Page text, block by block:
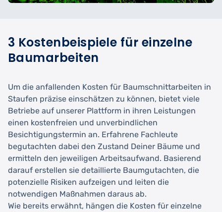
3 Kostenbeispiele für einzelne
Baumarbeiten
Um die anfallenden Kosten für Baumschnittarbeiten in
Staufen präzise einschätzen zu können, bietet viele
Betriebe auf unserer Plattform in ihren Leistungen
einen kostenfreien und unverbindlichen
Besichtigungstermin an. Erfahrene Fachleute
begutachten dabei den Zustand Deiner Bäume und
ermitteln den jeweiligen Arbeitsaufwand. Basierend
darauf erstellen sie detaillierte Baumgutachten, die
potenzielle Risiken aufzeigen und leiten die
notwendigen Maßnahmen daraus ab.
Wie bereits erwähnt, hängen die Kosten für einzelne